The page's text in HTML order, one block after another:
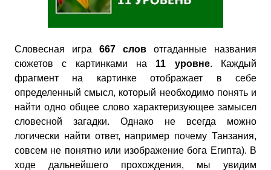
Словесная игра 667 слов отгаданные названия
сюжетов с картинками на 11 уровне. Каждый
фрагмент на картинке отображает в себе
определенный смысл, который необходимо понять и
найти одно общее слово характеризующее замысел
словесной загадки. Однако не всегда можно
логически найти ответ, например почему Танзания,
совсем не понятно или изображение бога Египта). В
ходе дальнейшего прохождения, мы увидим